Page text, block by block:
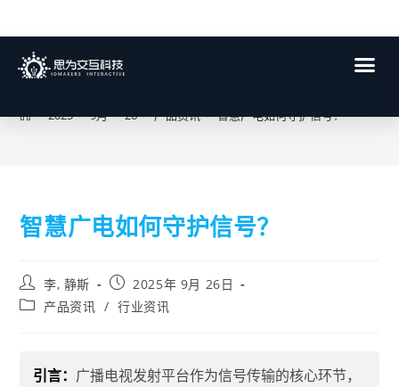
博客
> 2025 > 9月 > 26 > 产品资讯 > 智慧广电如何守护信号？
智慧广电如何守护信号？
李, 静斯
2025年 9月 26日
产品资讯 / 行业资讯
引言： 广播电视发射平台作为信号传输的核心环节，